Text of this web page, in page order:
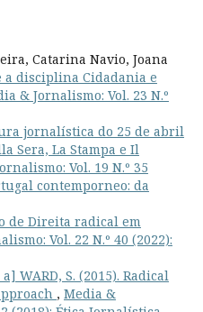
Catarina Navio, Joana
a disciplina Cidadania e
& Jornalismo: Vol. 23 N.º
jornalística do 25 de abril
Sera, La Stampa e Il
Vol. 19 N.º 35
contemporneo: da
de Direita radical em
Vol. 22 N.º 40 (2022):
WARD, S. (2015). Radical
, Media &